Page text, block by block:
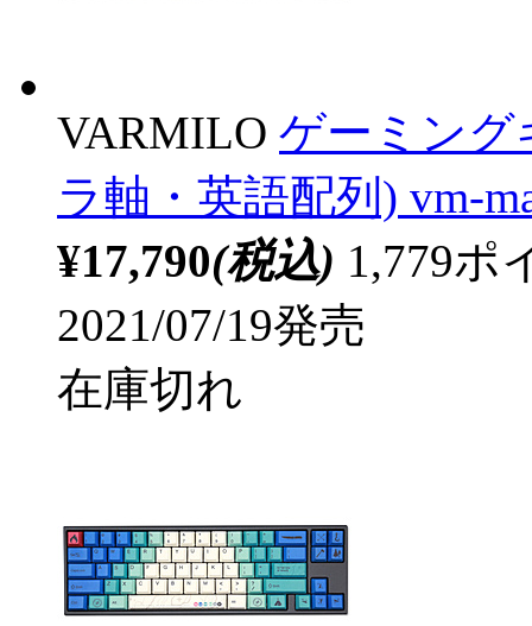
VARMILO ゲーミング
ラ軸・英語配列) vm-
¥17,790(税込) 1,779ポ
2021/07/19発売
在庫切れ